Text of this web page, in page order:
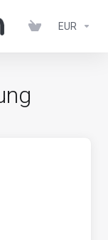
EUR